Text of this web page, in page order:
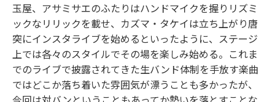
玉屋、アサミサエのふたりはハンドマイクを握りリズミ
ックなリリックを載せ、カズマ・タケイは立ち上がり唐
突にインスタライブを始めるといったように、ステージ
上では各々のスタイルでその場を楽しみ始める。これま
でのライブで披露されてきた生バンド体制を手放す楽曲
ではどこか落ち着いた雰囲気が漂うことも多かったが、